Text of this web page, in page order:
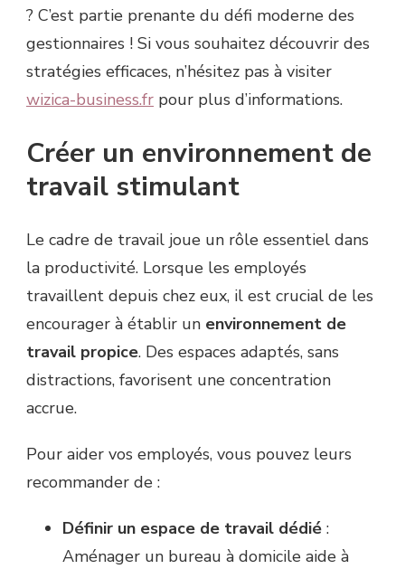
? C’est partie prenante du défi moderne des
gestionnaires ! Si vous souhaitez découvrir des
stratégies efficaces, n’hésitez pas à visiter
wizica-business.fr pour plus d’informations.
Créer un environnement de
travail stimulant
Le cadre de travail joue un rôle essentiel dans
la productivité. Lorsque les employés
travaillent depuis chez eux, il est crucial de les
encourager à établir un environnement de
travail propice. Des espaces adaptés, sans
distractions, favorisent une concentration
accrue.
Pour aider vos employés, vous pouvez leurs
recommander de :
Définir un espace de travail dédié :
Aménager un bureau à domicile aide à